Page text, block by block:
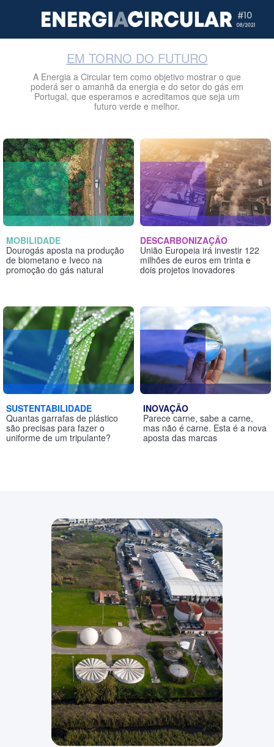
EM TORNO DO FUTURO
A Energia a Circular tem como objetivo mostrar o que
poderá ser o amanhã da energia e do setor do gás em
Portugal, que esperamos e acreditamos que seja um
futuro verde e melhor.
MOBILIDADE
Dourogás aposta na produção
de biometano e Iveco na
promoção do gás natural
DESCARBONIZAÇÃO
União Europeia irá investir 122
milhões de euros em trinta e
dois projetos inovadores
SUSTENTABILIDADE
Quantas garrafas de plástico
são precisas para fazer o
uniforme de um tripulante?
INOVAÇÃO
Parece carne, sabe a carne,
mas não é carne. Esta é a nova
aposta das marcas